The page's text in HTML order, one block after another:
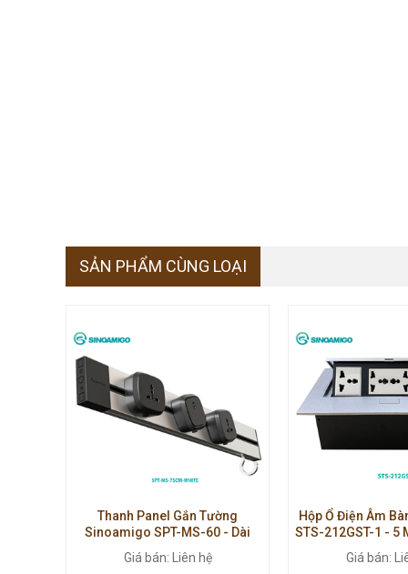
SẢN PHẨM CÙNG LOẠI
Thanh Panel Gắn Tường
Sinoamigo SPT-MS-60 - Dài
75cm, Lắp Module Điện & Dữ
Liệu, Văn Phòng Hiện Đại
Giá bán: Liên hệ
Hộp Ổ Điện Âm
STS-212GST-1 - 5
Kim Nhôm Cao
Giá bán: